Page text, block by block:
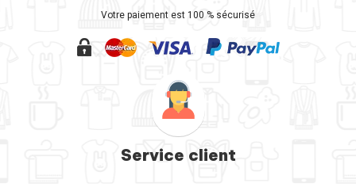
Votre paiement est 100 % sécurisé
Service client